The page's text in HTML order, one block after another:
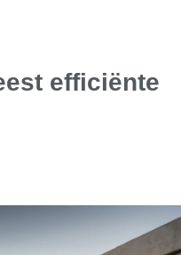
efficiënte